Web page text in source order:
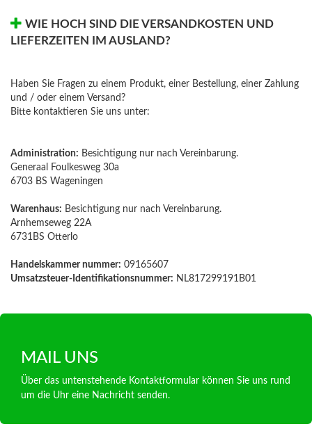
WIE HOCH SIND DIE VERSANDKOSTEN UND
LIEFERZEITEN IM AUSLAND?
Haben Sie Fragen zu einem Produkt, einer Bestellung, einer Zahlung
und / oder einem Versand?
Bitte kontaktieren Sie uns unter:
Administration: Besichtigung nur nach Vereinbarung.
Generaal Foulkesweg 30a
6703 BS Wageningen
Warenhaus: Besichtigung nur nach Vereinbarung.
Arnhemseweg 22A
6731BS Otterlo
Handelskammer nummer: 09165607
Umsatzsteuer-Identifikationsnummer: NL817299191B01
MAIL UNS
Über das untenstehende Kontaktformular können Sie uns rund
um die Uhr eine Nachricht senden.